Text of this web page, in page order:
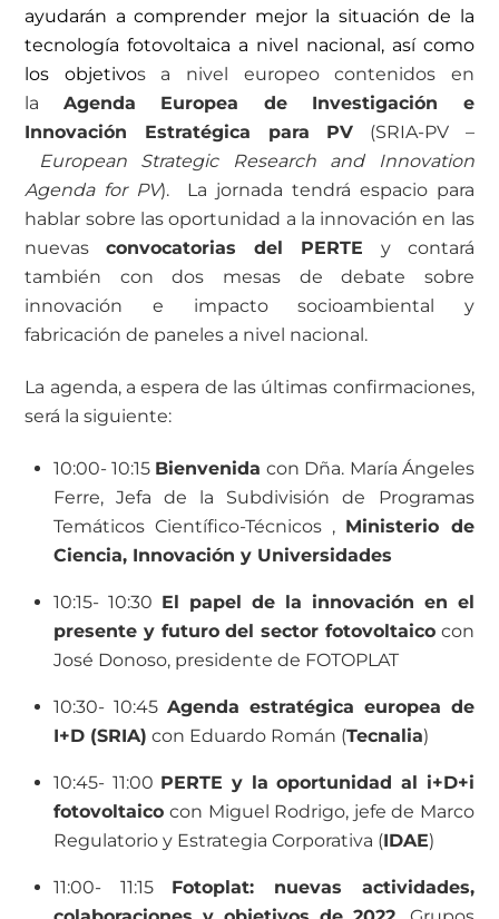
ayudarán a comprender mejor la situación de la
tecnología fotovoltaica a nivel nacional, así como
los objetivos a nivel europeo contenidos en
la Agenda Europea de Investigación e
Innovación Estratégica para PV (SRIA-PV –
European Strategic Research and Innovation
Agenda for PV). La jornada tendrá espacio para
hablar sobre las oportunidad a la innovación en las
nuevasconvocatorias del PERTE y contará
también con dos mesas de debate sobre
innovación e impacto socioambiental y
fabricación de paneles a nivel nacional.
La agenda, a espera de las últimas confirmaciones,
será la siguiente:
10:00- 10:15 Bienvenidacon Dña. María Ángeles
Ferre, Jefa de la Subdivisión de Programas
Temáticos Científico-Técnicos , Ministerio de
Ciencia, Innovación y Universidades
10:15- 10:30 El papel de la innovación en el
presente y futuro del sector fotovoltaicocon
José Donoso, presidente de FOTOPLAT
10:30- 10:45 Agenda estratégica europea de
I+D (SRIA) con Eduardo Román (Tecnalia)
10:45- 11:00 PERTE y la oportunidad al i+D+i
fotovoltaicocon Miguel Rodrigo, jefe de Marco
Regulatorio y Estrategia Corporativa (IDAE)
11:00- 11:15 Fotoplat: nuevas actividades,